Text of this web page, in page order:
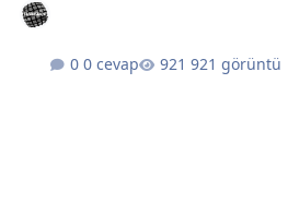
0 cevap 921 görüntü